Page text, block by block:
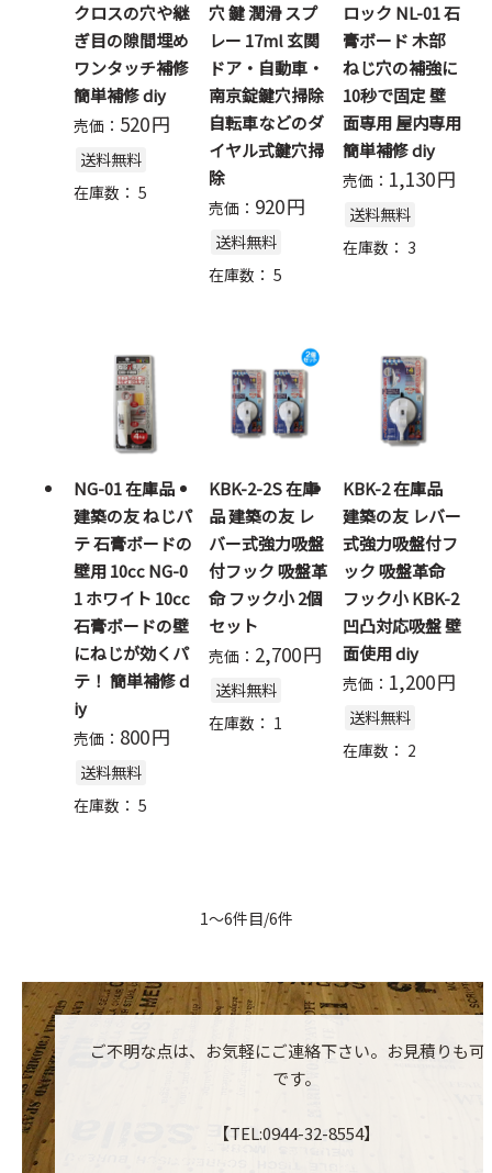
クロスの穴や継
ぎ目の隙間埋め
ワンタッチ補修
簡単補修 diy
売価： 520円
送料無料
在庫数： 5
穴 鍵 潤滑 スプ
レー 17ml 玄関
ドア・自動車・
南京錠鍵穴掃除
自転車などのダ
イヤル式鍵穴掃
除
売価： 920円
送料無料
在庫数： 5
ロック NL-01 石
膏ボード 木部
ねじ穴の補強に
10秒で固定 壁
面専用 屋内専用
簡単補修 diy
売価： 1,130円
送料無料
在庫数： 3
NG-01 在庫品
建築の友 ねじパ
テ 石膏ボードの
壁用 10cc NG-0
1 ホワイト 10cc
石膏ボードの壁
にねじが効くパ
テ！ 簡単補修 d
iy
売価： 800円
送料無料
在庫数： 5
KBK-2-2S 在庫
品 建築の友 レ
バー式強力吸盤
付フック 吸盤革
命 フック小 2個
セット
売価： 2,700円
送料無料
在庫数： 1
KBK-2 在庫品
建築の友 レバー
式強力吸盤付フ
ック 吸盤革命
フック小 KBK-2
凹凸対応吸盤 壁
面使用 diy
売価： 1,200円
送料無料
在庫数： 2
1～6件目/6件
ご不明な点は、お気軽にご連絡下さい。お見積りも可
です。
【TEL:0944-32-8554】